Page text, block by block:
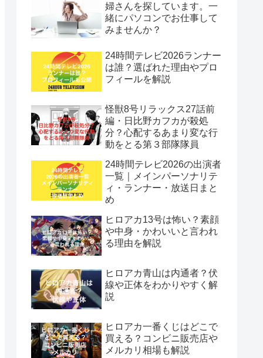
婦さんを探しています。一
緒にパソコンでお仕事して
みませんか？
24時間テレビ2026ランナー
は誰？選ばれた理由やプロ
フィールを解説
怪獣8号リラックス27話前
編・日比野カフカが殺処
分？心配するあまり変な行
動をとる第３部隊隊員
24時間テレビ2026の出演者
一覧｜メインパーソナリテ
ィ・ランナー・放送日まと
め
ヒロアカ13号は怖い？素顔
や中身・かわいいと言われ
る理由を解説
ヒロアカ青山は内通者？伏
線や正体をわかりやすく解
説
ヒロアカ一番くじはどこで
買える？コンビニ販売店や
メルカリ相場も解説